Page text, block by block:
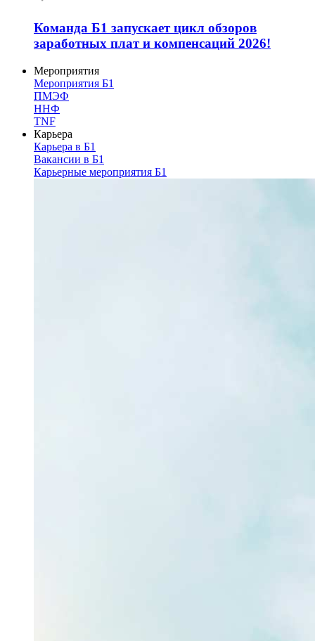
Команда Б1 запускает цикл обзоров
заработных плат и компенсаций 2026!
Мероприятия
Мероприятия Б1
ПМЭФ
ННФ
TNF
Карьера
Карьера в Б1
Вакансии в Б1
Карьерные мероприятия Б1